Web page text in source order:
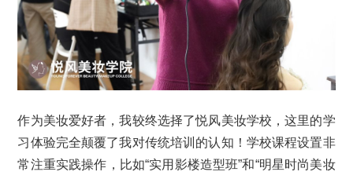
作为美妆爱好者，我较终选择了悦风美妆学校，这里的学
习体验完全颠覆了我对传统培训的认知！学校课程设置非
常注重实践操作，比如“实用影楼造型班”和“明星时尚美妆